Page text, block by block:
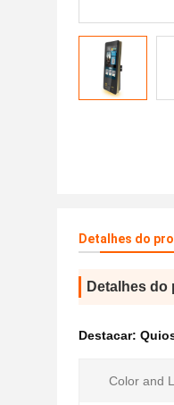
Detalhes do
Detalhes do
Destacar:
Color and